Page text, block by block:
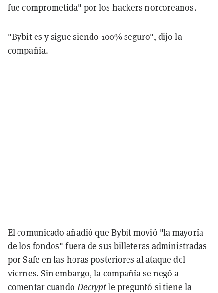
fue comprometida" por los hackers norcoreanos.
"Bybit es y sigue siendo 100% seguro", dijo la
compañía.
El comunicado añadió que Bybit movió "la mayoría
de los fondos" fuera de sus billeteras administradas
por Safe en las horas posteriores al ataque del
viernes. Sin embargo, la compañía se negó a
comentar cuando Decryptle preguntó si tiene la